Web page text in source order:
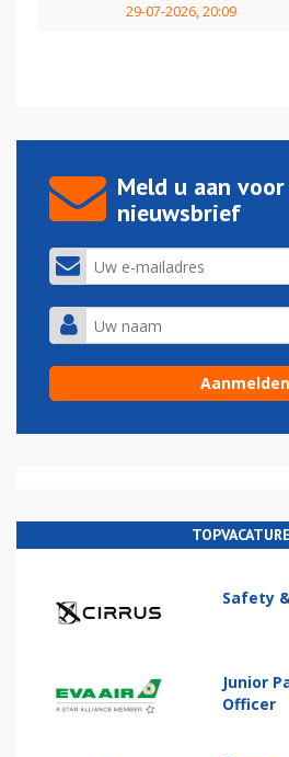
29-07-2026, 20:09
Meld u aan
nieuwsbrief
Safety
Junior
Officer